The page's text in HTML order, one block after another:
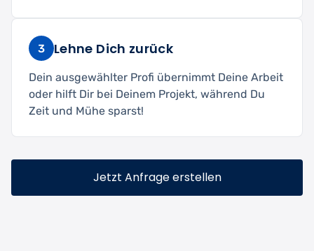
3 Lehne Dich zurück
Dein ausgewählter Profi übernimmt Deine Arbeit
oder hilft Dir bei Deinem Projekt, während Du
Zeit und Mühe sparst!
Jetzt Anfrage erstellen